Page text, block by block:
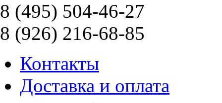
8 (495) 504-46-27
8 (926) 216-68-85
Контакты
Доcтавка и оплата